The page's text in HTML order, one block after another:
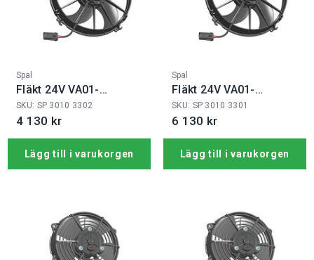
Fabrikat:
Spal
Fläkt 24V VA01-
BP90/LL-79S
SKU: SP 3010 3302
4 130 kr
Lägg till i varukorgen
Fabrikat:
Spal
Fläkt 24V VA01-
BP90/LL-66A
SKU: SP 3010 3301
6 130 kr
Lägg till i varukorgen